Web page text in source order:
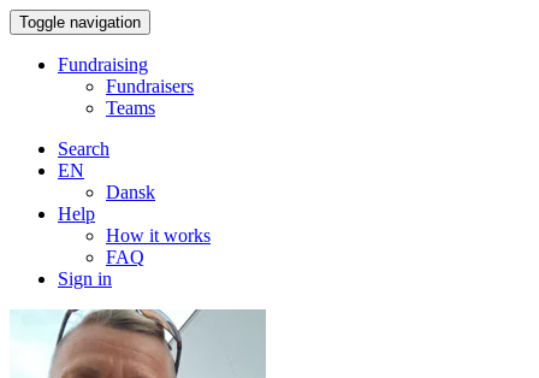
Toggle navigation
Fundraising
Fundraisers
Teams
Search
EN
Dansk
Help
How it works
FAQ
Sign in